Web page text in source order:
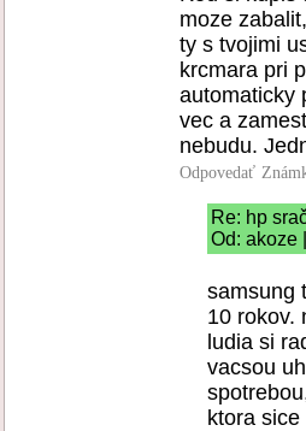
moze
ty s tvojimi
krcmara pri
automaticky
vec a
nebudu.
Odpovedať
Re: hp
Od: akoze
samsung
10 rokov.
ludia si
vacsou
ktora